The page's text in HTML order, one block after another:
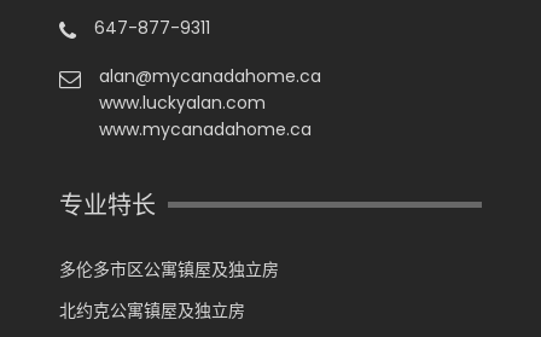
647-877-9311
alan@mycanadahome.ca
www.luckyalan.com
www.mycanadahome.ca
专业特长
多伦多市区公寓镇屋及独立房
北约克公寓镇屋及独立房